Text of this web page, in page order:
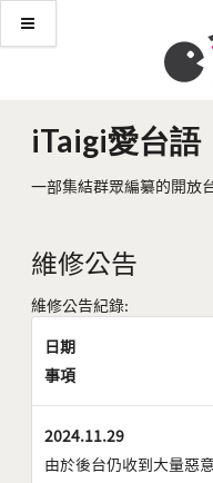
iTaigi愛台語
一部集結群眾編纂的開放
維修公告
維修公告紀錄:
日期
事項
2024.11.29
由於後台仍收到大量惡